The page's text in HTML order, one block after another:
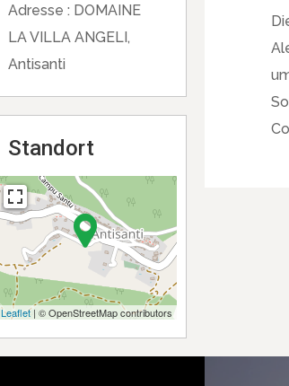
Adresse : DOMAINE
LA VILLA ANGELI,
Antisanti
Standort
Leaflet| © OpenStreetMap contributors